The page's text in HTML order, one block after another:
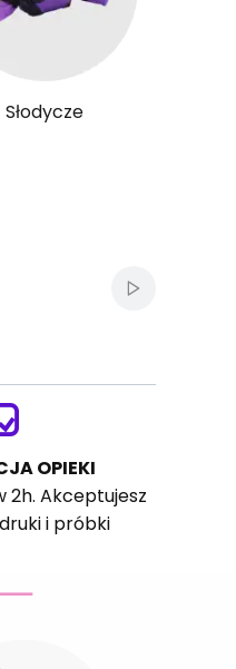
Słodycze
Włącz
OPIEKI
2h. Akceptujesz
i próbki